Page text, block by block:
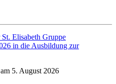
am 5. August 2026